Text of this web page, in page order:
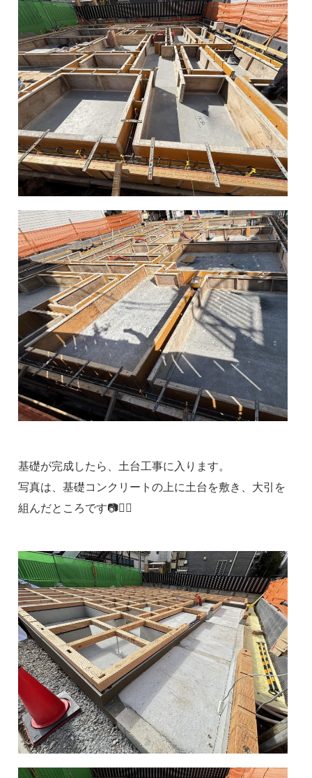
基礎が完成したら、土台工事に入ります。
写真は、基礎コンクリートの上に土台を敷き、大引を
組んだところです📷💁‍♀️